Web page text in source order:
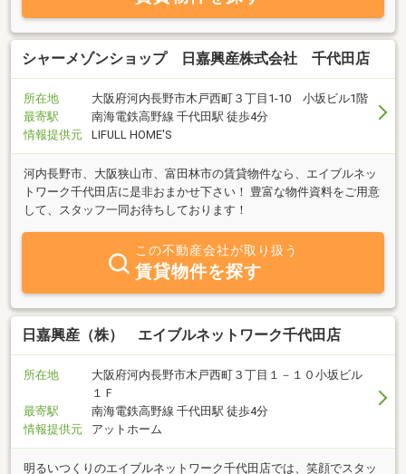
シャーメゾンショップ 日嘉興産株式会社 千代田店
所在地
大阪府河内長野市木戸西町３丁目1-10 小坂ビル1階
最寄駅
南海電鉄高野線 千代田駅 徒歩4分
情報提供元
LIFULL HOME'S
河内長野市、大阪狭山市、富田林市の賃貸物件なら、エイブルネッ
トワーク千代田店に是非おまかせ下さい！ 豊富な物件資料をご用意
して、スタッフ一同お待ちしております！
この不動産会社が取り扱う
賃貸物件を探す
日嘉興産（株） エイブルネットワーク千代田店
所在地
大阪府河内長野市木戸西町３丁目１－１０小坂ビル
１Ｆ
最寄駅
南海電鉄高野線 千代田駅 徒歩4分
情報提供元
アットホーム
明るいつくりのエイブルネットワーク千代田店では、笑顔でスタッ